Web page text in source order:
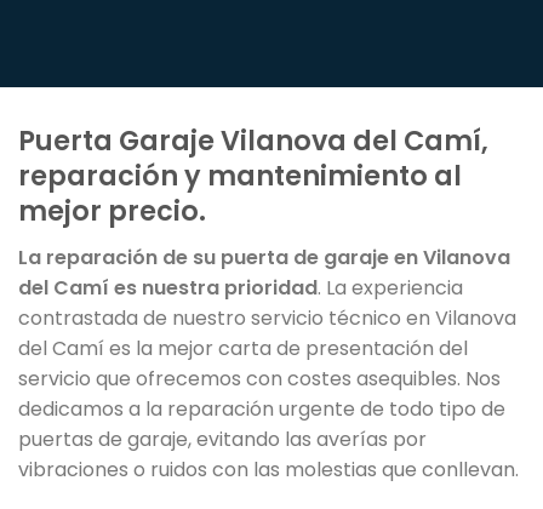
Puerta Garaje Vilanova del Camí,
reparación y mantenimiento al
mejor precio.
La reparación de su puerta de garaje en Vilanova
del Camí es nuestra prioridad. La experiencia
contrastada de nuestro servicio técnico en Vilanova
del Camí es la mejor carta de presentación del
servicio que ofrecemos con costes asequibles. Nos
dedicamos a la reparación urgente de todo tipo de
puertas de garaje, evitando las averías por
vibraciones o ruidos con las molestias que conllevan.